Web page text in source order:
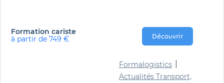
Formalogistics
Actualités Transport,
Formation cariste
à partir de 749 €
Découvrir